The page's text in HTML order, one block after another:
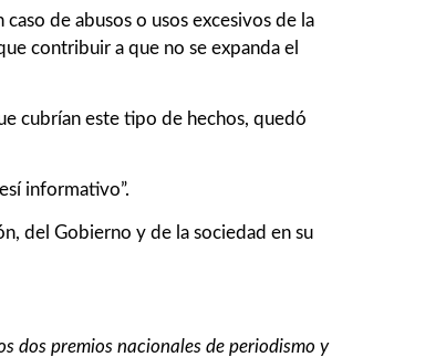
de abusos o usos excesivos de la
contribuir a que no se expanda el
cubrían este tipo de hechos, quedó
informativo”.
del Gobierno y de la sociedad en su
dos premios nacionales de periodismo y